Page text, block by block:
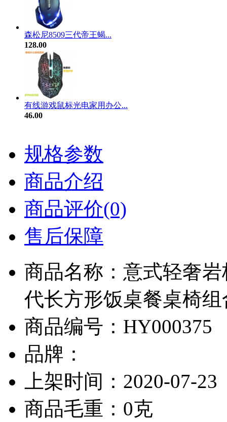
森松尼8509三代帝王蝎...
128.00
有线游戏鼠标光电家用办公...
46.00
规格参数
商品介绍
商品评价(0)
售后保障
商品名称：意式轻奢
代长方形饭桌餐桌椅
商品编号：HY000375
品牌：
上架时间：2020-07-23
商品毛重：0克